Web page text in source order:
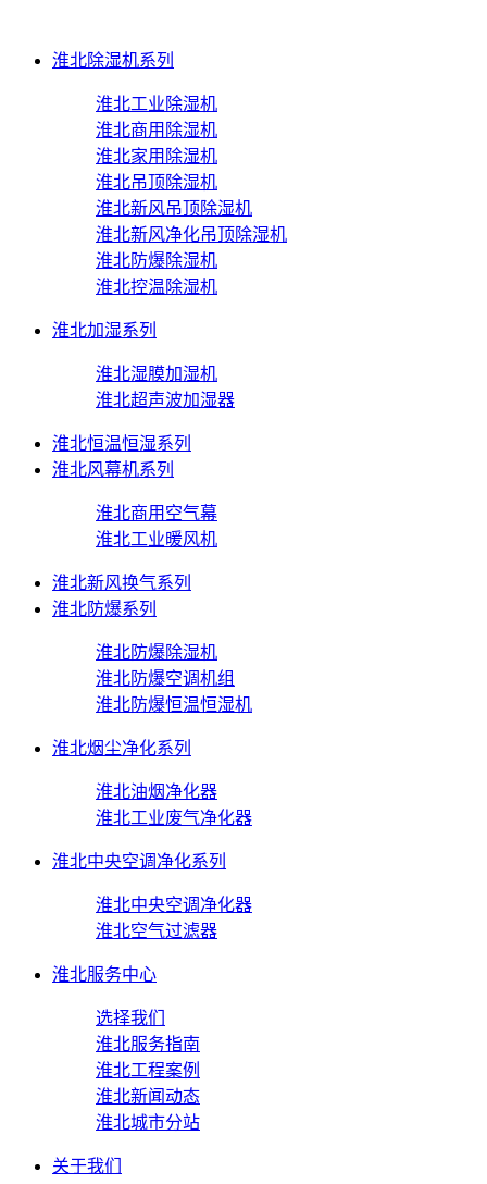
淮北除湿机系列
淮北工业除湿机
淮北商用除湿机
淮北家用除湿机
淮北吊顶除湿机
淮北新风吊顶除湿机
淮北新风净化吊顶除湿机
淮北防爆除湿机
淮北控温除湿机
淮北加湿系列
淮北湿膜加湿机
淮北超声波加湿器
淮北恒温恒湿系列
淮北风幕机系列
淮北商用空气幕
淮北工业暖风机
淮北新风换气系列
淮北防爆系列
淮北防爆除湿机
淮北防爆空调机组
淮北防爆恒温恒湿机
淮北烟尘净化系列
淮北油烟净化器
淮北工业废气净化器
淮北中央空调净化系列
淮北中央空调净化器
淮北空气过滤器
淮北服务中心
选择我们
淮北服务指南
淮北工程案例
淮北新闻动态
淮北城市分站
关于我们